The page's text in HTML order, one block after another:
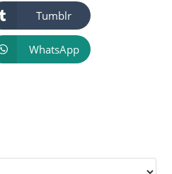
Tumblr
WhatsApp